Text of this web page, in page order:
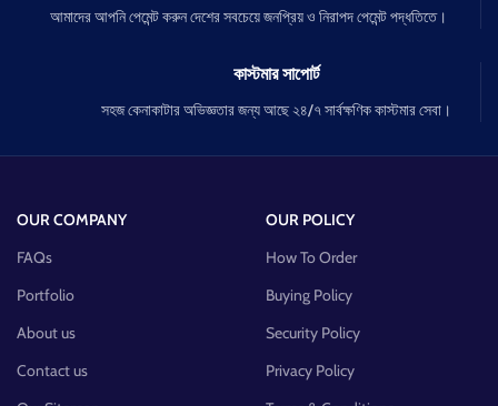
আমাদের আপনি পেমেন্ট করুন দেশের সবচেয়ে জনপ্রিয় ও নিরাপদ পেমেন্ট পদ্ধতিতে।
কাস্টমার সাপোর্ট
সহজ কেনাকাটার অভিজ্ঞতার জন্য আছে ২৪/৭ সার্বক্ষণিক কাস্টমার সেবা।
OUR COMPANY
FAQs
Portfolio
About us
Contact us
OUR POLICY
How To Order
Buying Policy
Security Policy
Privacy Policy